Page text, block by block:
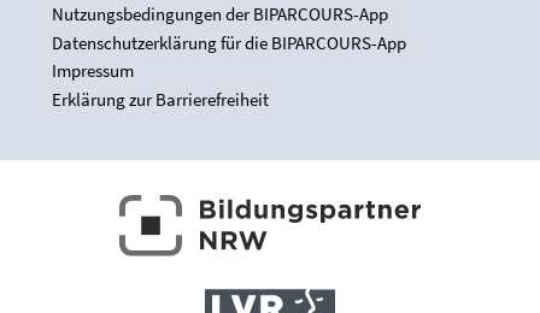
Nutzungsbedingungen der BIPARCOURS-App
Datenschutzerklärung für die BIPARCOURS-App
Impressum
Erklärung zur Barrierefreiheit